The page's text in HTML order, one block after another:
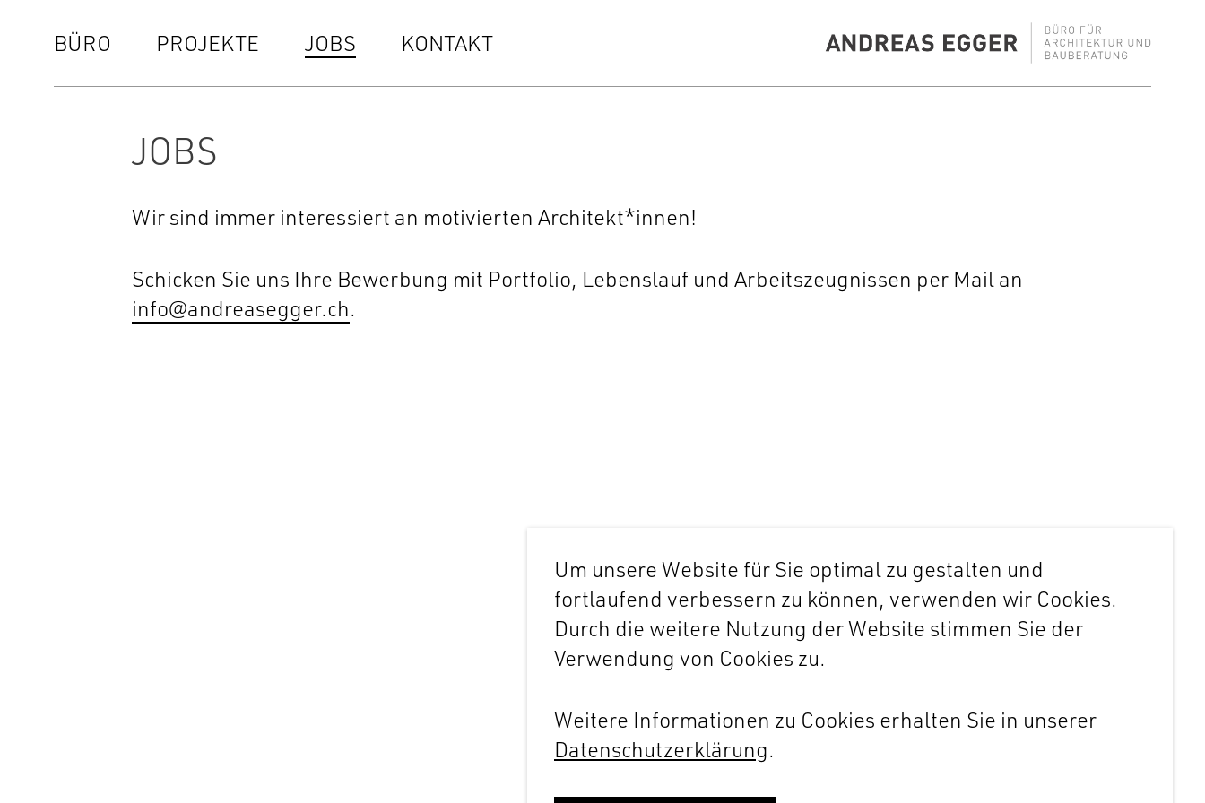
BÜRO PROJEKTE JOBS KONTAKT
JOBS
Wir sind immer interessiert an motivierten Architekt*innen!
Schicken Sie uns Ihre Bewerbung mit Portfolio, Lebenslauf und Arbeitszeugnissen per Mail an
info@andreasegger.ch.
Um unsere Website für Sie optimal zu gestalten und
fortlaufend verbessern zu können, verwenden wir Cookies.
Durch die weitere Nutzung der Website stimmen Sie der
Verwendung von Cookies zu.
Weitere Informationen zu Cookies erhalten Sie in unserer
Datenschutzerklärung.